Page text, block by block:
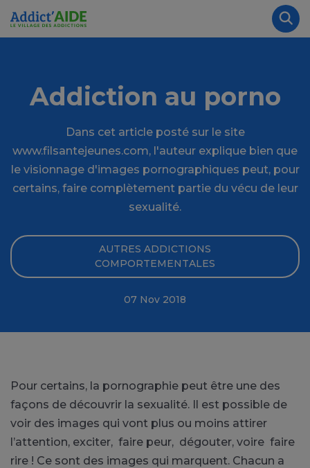
Aller au contenu principal
Addiction au porno
Dans cet article posté sur le site
www.filsantejeunes.com, l'auteur explique bien que
le visionnage d'images pornographiques peut, pour
certains, faire complètement partie du vécu de leur
sexualité.
AUTRES ADDICTIONS
COMPORTEMENTALES
07 Nov 2018
Pour certains, la pornographie peut être une des
façons de découvrir la sexualité. Il est possible de
voir des images qui vont plus ou moins attirer
l’attention, exciter, faire peur, dégouter, voire faire
rire ! Ce sont des images qui marquent. Chacun a
Panneau de gestion des cookies